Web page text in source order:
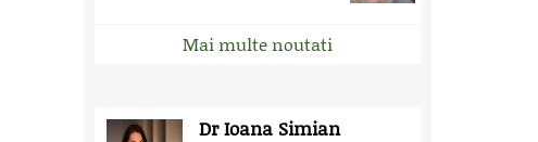
Mai multe noutati
Dr Ioana Simian